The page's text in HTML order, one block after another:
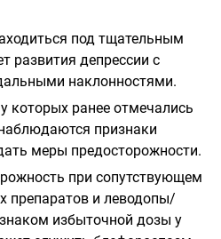
под тщательным
развития депрессии с
наклонностями.
которых ранее отмечались
признаки
меры предосторожности.
при сопутствующем
препаратов и леводопы/
избыточной дозы у